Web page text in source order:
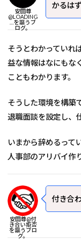
安田尊
@LOADING
…を謳うブ
ログ。
かるはず
そうとわかっていれ
益な情報はなにもな
こともわかります。
そうした環境を構築
退職面談を設定し、
いまから辞めるって
人事部のアリバイ作
安田尊@付
き合い拒否
を謳うブロ
グ。
付き合